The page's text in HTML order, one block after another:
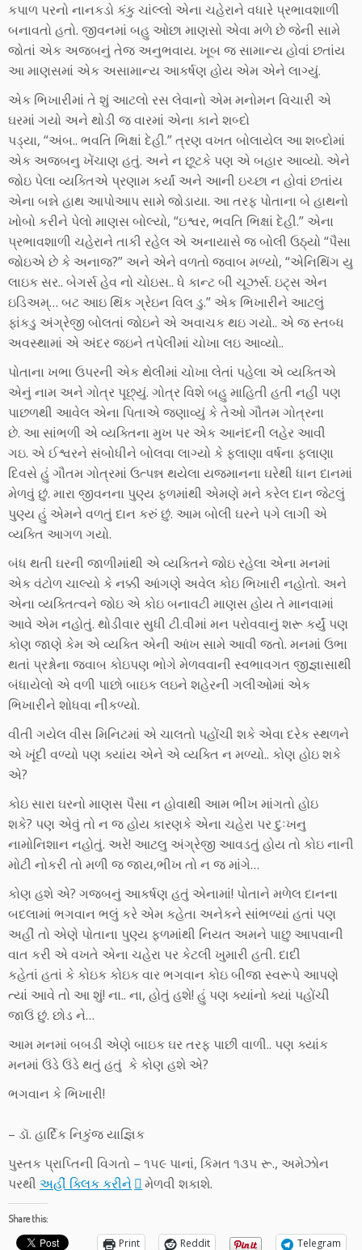
કપાળ પરનો નાનકડો કંકુ ચાંલ્લો એના ચહેરાને વધારે પ્રભાવશાળી
બનાવતો હતો. જીવનમાં બહુ ઓછા માણસો એવા મળે છે જેની સામે
જોતાં એક અજબનું તેજ અનુભવાય. ખૂબ જ સામાન્ય હોવાં છતાંય
આ માણસમાં એક અસામાન્ય આકર્ષણ હોય એમ એને લાગ્યું.
એક ભિખારીમાં તે શું આટલો રસ લેવાનો એમ મનોમન વિચારી એ
ઘરમાં ગયો અને થોડી જ વારમાં એના કાને શબ્દો
પડ્યા, “અંબ.. ભવતિ ભિક્ષાં દેહી.” ત્રણ વખત બોલાયેલ આ શબ્દોમાં
એક અજબનુ ખેંચાણ હતું. અને ન છૂટકે પણ એ બહાર આવ્યો. એને
જોઇ પેલા વ્યક્તિએ પ્રણામ કર્યાં અને આની ઇચ્છા ન હોવાં છતાંય
એના બન્ને હાથ આપોઆપ સામે જોડાયા. આ તરફ પોતાના બે હાથનો
ખોબો કરીને પેલો માણસ બોલ્યો, “ઇશ્વર, ભવતિ ભિક્ષાં દેહી.” એના
પ્રભાવશાળી ચહેરાને તાકી રહેલ એ અનાયાસે જ બોલી ઉઠ્યો “પૈસા
જોઇએ છે કે અનાજ?” અને એને વળતો જવાબ મળ્યો, “એનિથિંગ યુ
લાઇક સર.. બેગર્સ હેવ નો ચોઇસ.. ધે કાન્ટ બી ચૂઝર્સ. ઇટ્સ એન
ઇડિઅમ્… બટ આઇ થિંક ગ્રેઇન વિલ ડુ.” એક ભિખારીને આટલું
ફાંકડુ અંગ્રેજી બોલતાં જોઇને એ અવાચક થઇ ગયો.. એ જ સ્તબ્ધ
અવસ્થામાં એ અંદર જઇને તપેલીમાં ચોખા લઇ આવ્યો..
પોતાના ખભા ઉપરની એક થેલીમાં ચોખા લેતાં પહેલા એ વ્યક્તિએ
એનું નામ અને ગોત્ર પૂછ્યું. ગોત્ર વિશે બહુ માહિતી હતી નહીં પણ
પાછળથી આવેલ એના પિતાએ જણાવ્યું કે તેઓ ગૌતમ ગોત્રના
છે. આ સાંભળી એ વ્યક્તિના મુખ પર એક આનંદની લહેર આવી
ગઇ. એ ઈશ્વરને સંબોધીને બોલવા લાગ્યો કે ફલાણા વર્ષના ફલાણા
દિવસે હું ગૌતમ ગોત્રમાં ઉત્પન્ન થયેલા યજમાનના ઘરેથી ધાન દાનમાં
મેળવું છું. મારા જીવનના પુણ્ય ફળમાંથી એમણે મને કરેલ દાન જેટલું
પુણ્ય હું એમને વળતું દાન કરું છું. આમ બોલી ઘરને પગે લાગી એ
વ્યક્તિ આગળ ગયો.
બંધ થતી ઘરની જાળીમાંથી એ વ્યક્તિને જોઇ રહેલા એના મનમાં
એક વંટોળ ચાલ્યો કે નક્કી આંગણે અવેલ કોઇ ભિખારી નહોતો. અને
એના વ્યક્તિત્વને જોઇ એ કોઇ બનાવટી માણસ હોય તે માનવામાં
આવે એમ નહોતું. થોડીવાર સુધી ટી.વીમાં મન પરોવવાનું શરૂ કર્યું પણ
કોણ જાણે કેમ એ વ્યક્તિ એની આંખ સામે આવી જતો. મનમાં ઉભા
થતાં પ્રશ્નોના જવાબ કોઇપણ ભોગે મેળવવાની સ્વભાવગત જીજ્ઞાસાથી
બંધાયેલો એ વળી પાછો બાઇક લઇને શહેરની ગલીઓમાં એક
ભિખારીને શોધવા નીકળ્યો.
વીતી ગયેલ વીસ મિનિટમાં એ ચાલતો પહોંચી શકે એવા દરેક સ્થળને
એ ખૂંદી વળ્યો પણ ક્યાંય એને એ વ્યક્તિ ન મળ્યો.. કોણ હોઇ શકે
એ?
કોઇ સારા ઘરનો માણસ પૈસા ન હોવાથી આમ ભીખ માંગતો હોઇ
શકે? પણ એવું તો ન જ હોય કારણકે એના ચહેરા પર દુઃખનુ
નામોનિશાન નહોતું. અરે! આટલુ અંગ્રેજી આવડતું હોય તો કોઇ નાની
મોટી નોકરી તો મળી જ જાય,ભીખ તો ન જ માંગે…
કોણ હશે એ? ગજબનું આકર્ષણ હતું એનામાં! પોતાને મળેલ દાનના
બદલામાં ભગવાન ભલું કરે એમ કહેતા અનેકને સાંભળ્યાં હતાં પણ
અહીં તો એણે પોતાના પુણ્ય ફળમાંથી નિયત અમને પાછુ આપવાની
વાત કરી એ વખતે એના ચહેરા પર કેટલી ખુમારી હતી. દાદી
કહેતાં હતાં કે કોઇક કોઇક વાર ભગવાન કોઇ બીજા સ્વરૂપે આપણે
ત્યાં આવે તો આ શું! ના.. ના, હોતું હશે! હું પણ ક્યાંનો ક્યાં પહોંચી
જાઉં છું. છોડ ને…
આમ મનમાં બબડી એણે બાઇક ઘર તરફ પાછી વાળી.. પણ ક્યાંક
મનમાં ઉંડે ઉંડે થતું હતું કે કોણ હશે એ?
ભગવાન કે ભિખારી!
– ડૉ. હાર્દિક નિકુંંજ યાજ્ઞિક
પુસ્તક પ્રાપ્તિની વિગતો – ૧૫૯ પાનાંં, કિમત ૧૩૫ રૂ., અમેઝોન
પરથી અહીં ક્લિક કરીને મેળવી શકાશે.
Share this:
Print Reddit Telegram